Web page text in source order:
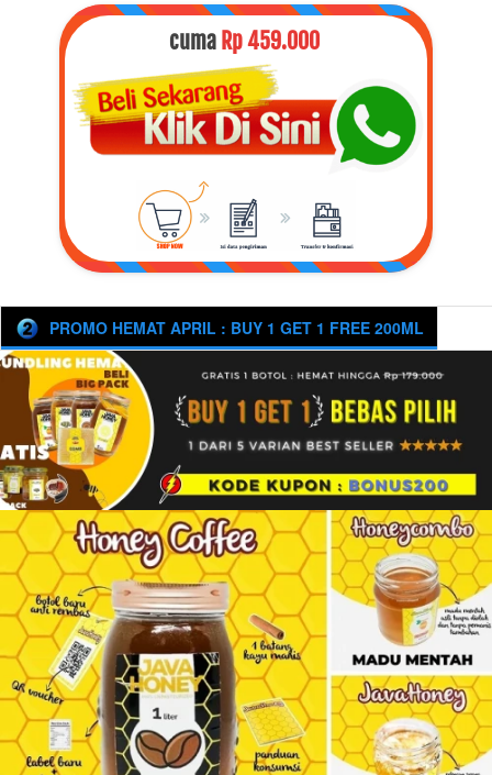
cuma Rp 459.000
PROMO HEMAT APRIL : BUY 1 GET 1 FREE 200ML